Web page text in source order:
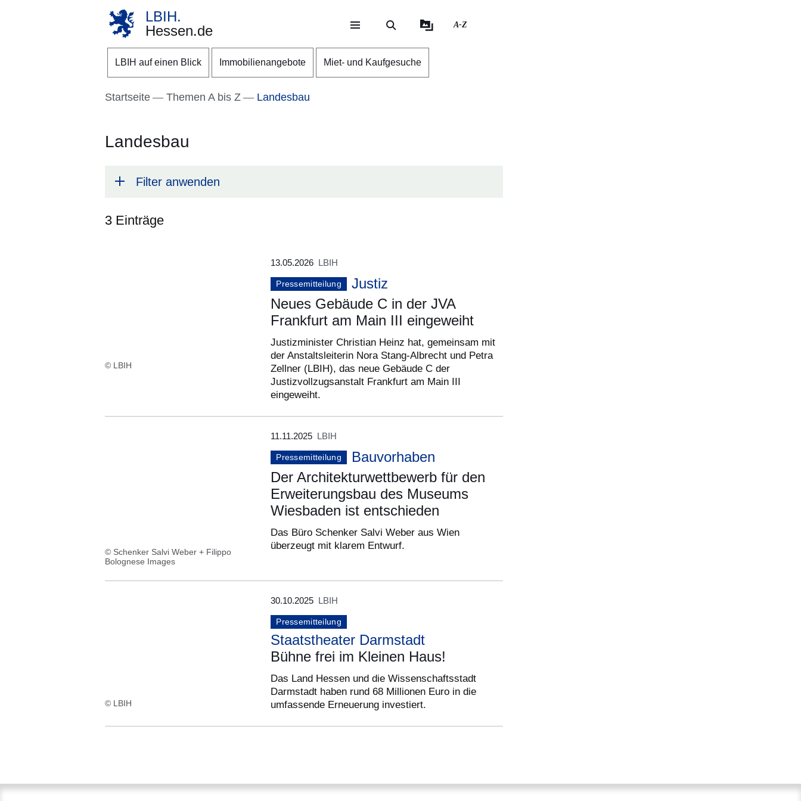
Direkt zum Kopf der Seite
Direkt zum Inhalt
Direkt zum Fuß der Seite
LBIH.
Hessen.de
A-Z
LBIH auf einen Blick Immobilienangebote Miet- und Kaufgesuche
Startseite Themen A bis Z Landesbau
Landesbau
Filter anwenden
3 Einträge
© LBIH
13.05.2026 LBIH
Pressemitteilung
Justiz
Neues Gebäude C in der JVA
Frankfurt am Main III eingeweiht
Justizminister Christian Heinz hat, gemeinsam mit
der Anstaltsleiterin Nora Stang-Albrecht und Petra
Zellner (LBIH), das neue Gebäude C der
Justizvollzugsanstalt Frankfurt am Main III
eingeweiht.
© Schenker Salvi Weber + Filippo
Bolognese Images
11.11.2025 LBIH
Pressemitteilung
Bauvorhaben
Der Architekturwettbewerb für den
Erweiterungsbau des Museums
Wiesbaden ist entschieden
Das Büro Schenker Salvi Weber aus Wien
überzeugt mit klarem Entwurf.
© LBIH
30.10.2025 LBIH
Pressemitteilung
Staatstheater Darmstadt
Bühne frei im Kleinen Haus!
Das Land Hessen und die Wissenschaftsstadt
Darmstadt haben rund 68 Millionen Euro in die
umfassende Erneuerung investiert.